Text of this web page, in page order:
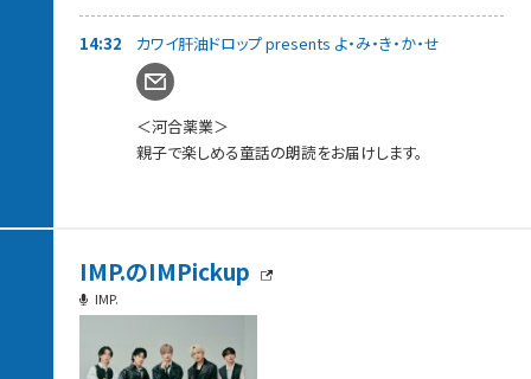
14:32 カワイ肝油ドロップ presents よ・み・き・か・せ
＜河合薬業＞
親子で楽しめる童話の朗読をお届けします。
IMP.のIMPickup
IMP.